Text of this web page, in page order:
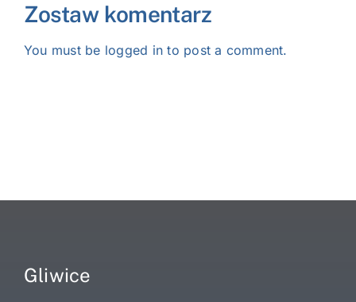
Zostaw komentarz
You must be logged in to post a comment.
Gliwice